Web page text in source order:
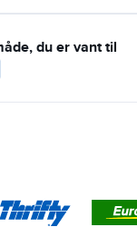
du er vant til